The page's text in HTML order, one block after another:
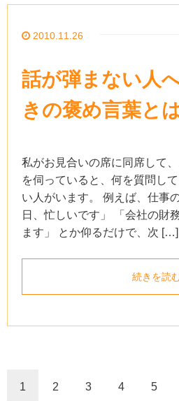
2010.11.26
話が弾まない人
きの褒め言葉と
私がお見合いの席に同席して
を伺っていると、何を質問し
い人がいます。 例えば、仕事
日、忙しいです」 「会社の財
ます」 とか仰るだけで、次 […]
続きを読
1 2 3 4 5